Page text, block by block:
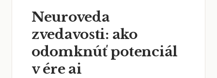
Neuroveda
zvedavosti: ako
odomknúť potenciál
v ére ai